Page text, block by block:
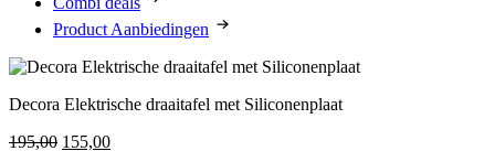
Product Aanbiedingen
Decora Elektrische draaitafel met Siliconenplaat
195,00 Oorspronkelijke
155,00Huidige